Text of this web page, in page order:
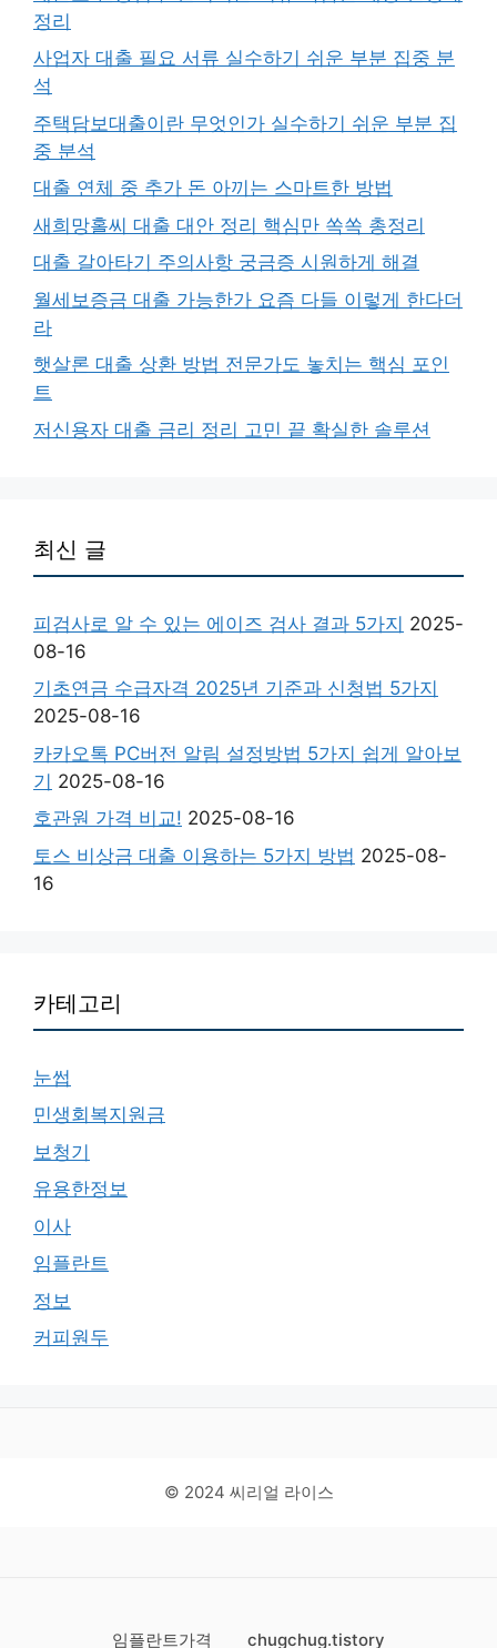
정리
사업자 대출 필요 서류 실수하기 쉬운 부분 집중 분
석
주택담보대출이란 무엇인가 실수하기 쉬운 부분 집
중 분석
대출 연체 중 추가 돈 아끼는 스마트한 방법
새희망홀씨 대출 대안 정리 핵심만 쏙쏙 총정리
대출 갈아타기 주의사항 궁금증 시원하게 해결
월세보증금 대출 가능한가 요즘 다들 이렇게 한다더
라
햇살론 대출 상환 방법 전문가도 놓치는 핵심 포인
트
저신용자 대출 금리 정리 고민 끝 확실한 솔루션
최신 글
피검사로 알 수 있는 에이즈 검사 결과 5가지 2025-
08-16
기초연금 수급자격 2025년 기준과 신청법 5가지
2025-08-16
카카오톡 PC버전 알림 설정방법 5가지 쉽게 알아보
기 2025-08-16
호관원 가격 비교! 2025-08-16
토스 비상금 대출 이용하는 5가지 방법 2025-08-
16
카테고리
눈썹
민생회복지원금
보청기
유용한정보
이사
임플란트
정보
커피원두
© 2024 씨리얼 라이스
임플란트가격 chugchug.tistory